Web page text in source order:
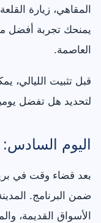
المقاهي، زيارة
يمنحك تجربة أفضل
العاصمة.
قبل تثبيت الليالي،
لتحديد هل تفضل
اليوم
بعد قضاء وقت في
ضمن البرنامج.
الأسواق القديمة،